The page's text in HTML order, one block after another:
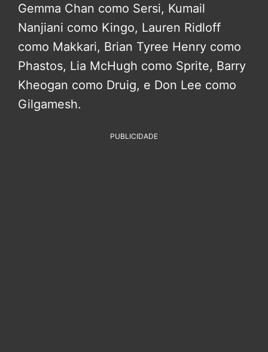
Gemma Chan como Sersi, Kumail
Nanjiani como Kingo, Lauren Ridloff
como Makkari, Brian Tyree Henry como
Phastos, Lia McHugh como Sprite, Barry
Kheogan como Druig, e Don Lee como
Gilgamesh.
PUBLICIDADE